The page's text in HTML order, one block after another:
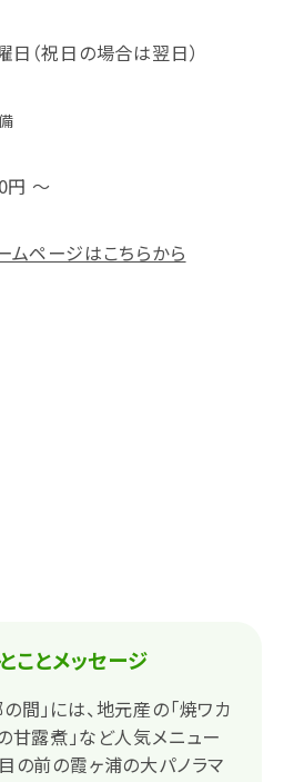
日（祝日の場合は翌日）
円 ～
ムページはこちらから
ことメッセージ
間」には、地元産の「焼ワカ
甘露煮」など人気メニュー
の前の霞ヶ浦の大パノラマ